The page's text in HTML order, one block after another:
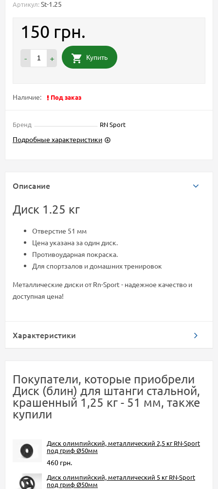
Артикул: St-1.25
150 грн.
- + Купить
Наличие: Под заказ
Бренд RN Sport
Подробные характеристики
Описание
Диск 1.25 кг
Отверстие 51 мм
Цена указана за один диск.
Противоударная покраска.
Для спортзалов и домашних тренировок
Металлические диски от Rn-Sport - надежное качество и
доступная цена!
Характеристики
Покупатели, которые приобрели
Диск (блин) для штанги стальной,
крашенный 1,25 кг - 51 мм, также
купили
Диск олимпийский, металлический 2,5 кг RN-Sport
под гриф Ø50мм
460 грн.
Диск олимпийский, металлический 5 кг RN-Sport
под гриф Ø50мм